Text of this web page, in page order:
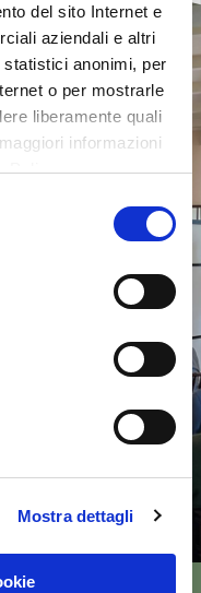
del sito Internet e
aziendali e altri
anonimi, per
o per mostrarle
liberamente quali
informazioni
Policy
Mostra dettagli